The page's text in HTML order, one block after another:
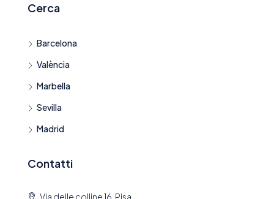
Cerca
Barcelona
València
Marbella
Sevilla
Madrid
Contatti
Via delle colline 16, Pisa